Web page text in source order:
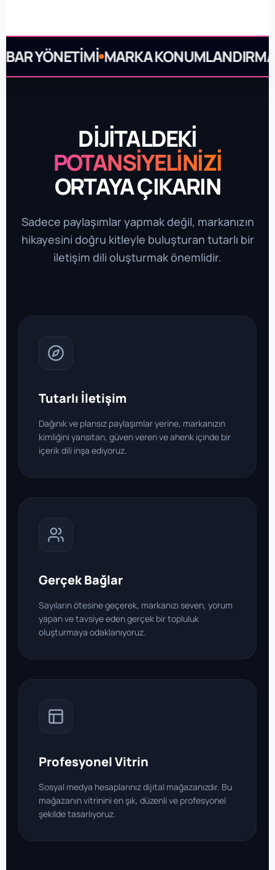
YÖNETIMI MARKA KONUMLANDIRMA
DİJİTALDEKİ
POTANSİYELİNİZİ
ORTAYA ÇIKARIN
Sadece paylaşımlar yapmak değil, markanızın
hikayesini doğru kitleyle buluşturan tutarlı bir
iletişim dili oluşturmak önemlidir.
Tutarlı İletişim
Dağınık ve plansız paylaşımlar yerine, markanızın
kimliğini yansıtan, güven veren ve ahenk içinde bir
içerik dili inşa ediyoruz.
Gerçek Bağlar
Sayıların ötesine geçerek, markanızı seven, yorum
yapan ve tavsiye eden gerçek bir topluluk
oluşturmaya odaklanıyoruz.
Profesyonel Vitrin
Sosyal medya hesaplarınız dijital mağazanızdır. Bu
mağazanın vitrinini en şık, düzenli ve profesyonel
şekilde tasarlıyoruz.